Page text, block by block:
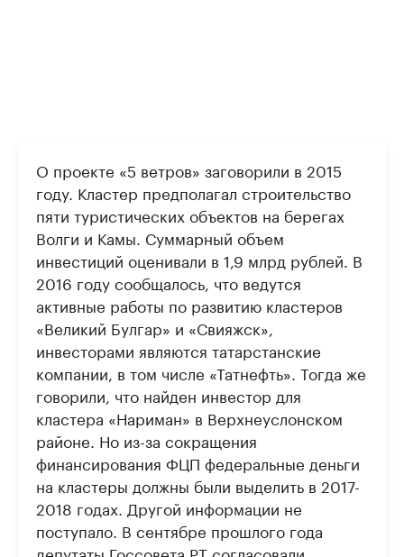
О проекте «5 ветров» заговорили в 2015
году. Кластер предполагал строительство
пяти туристических объектов на берегах
Волги и Камы. Суммарный объем
инвестиций оценивали в 1,9 млрд рублей. В
2016 году сообщалось, что ведутся
активные работы по развитию кластеров
«Великий Булгар» и «Свияжск»,
инвесторами являются татарстанские
компании, в том числе «Татнефть». Тогда же
говорили, что найден инвестор для
кластера «Нариман» в Верхнеуслонском
районе. Но из-за сокращения
финансирования ФЦП федеральные деньги
на кластеры должны были выделить в 2017-
2018 годах. Другой информации не
поступало. В сентябре прошлого года